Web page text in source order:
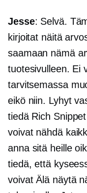
Jesse: Selvä.
kirjoitat näitä
saamaan nämä
tuotesivulleen. Ei
tarvitsemassa
eikö niin. Lyhyt
tiedä Rich
voivat nähdä
anna sitä heille
tiedä, että
voivat Älä näytä